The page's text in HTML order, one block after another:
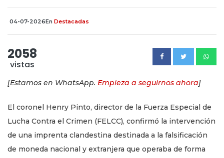
04-07-2026En Destacadas
2058
vistas
[Estamos en WhatsApp. Empieza a seguirnos ahora]
El coronel Henry Pinto, director de la Fuerza Especial de
Lucha Contra el Crimen (FELCC), confirmó la intervención
de una imprenta clandestina destinada a la falsificación
de moneda nacional y extranjera que operaba de forma